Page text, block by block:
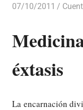
07/10/2011 Luis
éxtasis
La encarnación